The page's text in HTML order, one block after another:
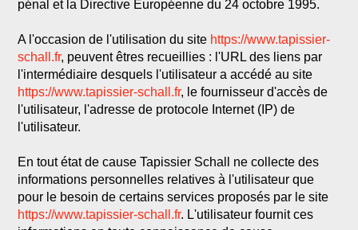
pénal et la Directive Européenne du 24 octobre 1995.
A l'occasion de l'utilisation du site https://www.tapissier-
schall.fr, peuvent êtres recueillies : l'URL des liens par
l'intermédiaire desquels l'utilisateur a accédé au site
https://www.tapissier-schall.fr, le fournisseur d'accès de
l'utilisateur, l'adresse de protocole Internet (IP) de
l'utilisateur.
En tout état de cause Tapissier Schall ne collecte des
informations personnelles relatives à l'utilisateur que
pour le besoin de certains services proposés par le site
https://www.tapissier-schall.fr. L'utilisateur fournit ces